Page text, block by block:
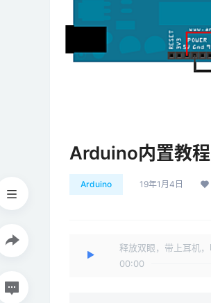
Arduino内置教
Arduino 19年1月4日
释放双眼，带上耳机，
00:00